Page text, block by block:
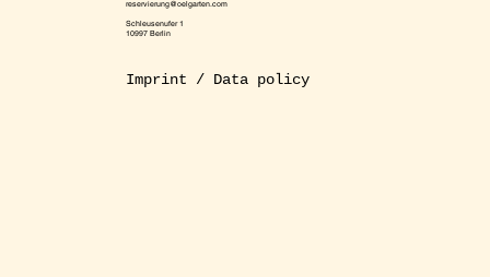
reservierung@oelgarten.com
Schleusenufer 1
10997 Berlin
Imprint / Data policy